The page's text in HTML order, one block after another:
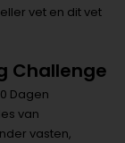
vet en dit vet
Challenge
Dagen
van
vasten,